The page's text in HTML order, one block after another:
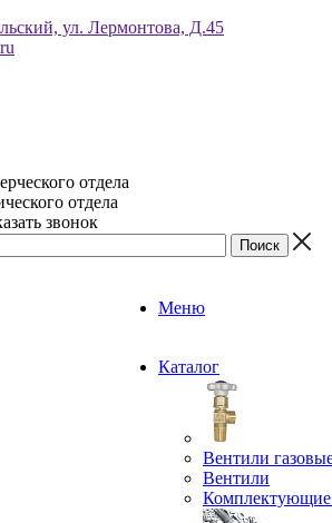
ул. Лермонтова, Д.45
отдела
отдела
звонок
Меню
Каталог
Вентили
Вентили
Комплектующие